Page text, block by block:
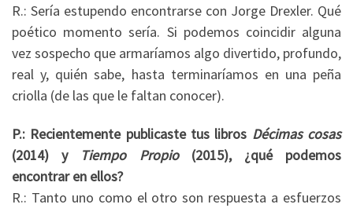
R.: Sería estupendo encontrarse con Jorge Drexler. Qué
poético momento sería. Si podemos coincidir alguna
vez sospecho que armaríamos algo divertido, profundo,
real y, quién sabe, hasta terminaríamos en una peña
criolla (de las que le faltan conocer).
P.: Recientemente publicaste tus libros Décimas cosas
(2014) y
Tiempo Propio(2015), ¿qué podemos
encontrar en ellos?
R.: Tanto uno como el otro son respuesta a esfuerzos